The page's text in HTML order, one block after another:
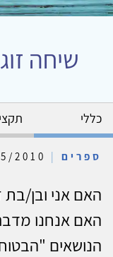
שיחה
כללי
ספרים |
האם אני ובן/בת
האם אנחנו
הנושאים